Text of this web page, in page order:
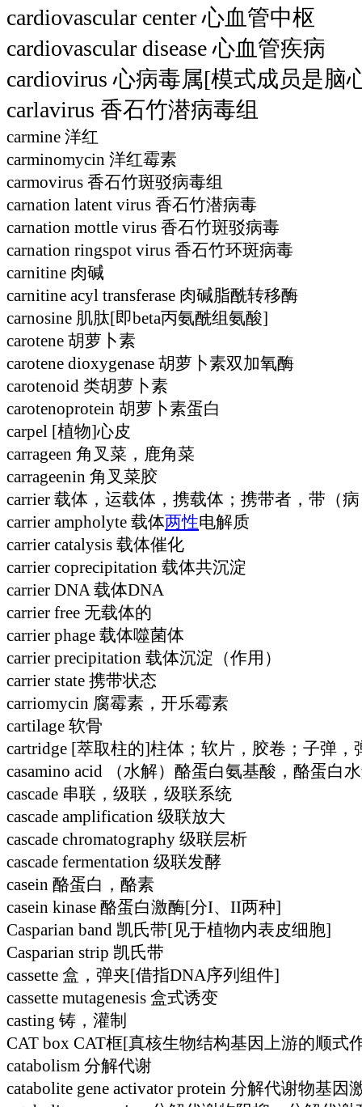
cardiovascular center 心血管中枢
cardiovascular disease 心血管疾病
cardiovirus 心病毒属[模式成员是脑
carlavirus 香石竹潜病毒组
carmine 洋红
carminomycin 洋红霉素
carmovirus 香石竹斑驳病毒组
carnation latent virus 香石竹潜病毒
carnation mottle virus 香石竹斑驳病毒
carnation ringspot virus 香石竹环斑病毒
carnitine 肉碱
carnitine acyl transferase 肉碱脂酰转移酶
carnosine 肌肽[即beta丙氨酰组氨酸]
carotene 胡萝卜素
carotene dioxygenase 胡萝卜素双加氧酶
carotenoid 类胡萝卜素
carotenoprotein 胡萝卜素蛋白
carpel [植物]心皮
carrageen 角叉菜，鹿角菜
carrageenin 角叉菜胶
carrier 载体，运载体，携载体；携带者，带（
carrier ampholyte 载体两性电解质
carrier catalysis 载体催化
carrier coprecipitation 载体共沉淀
carrier DNA 载体DNA
carrier free 无载体的
carrier phage 载体噬菌体
carrier precipitation 载体沉淀（作用）
carrier state 携带状态
carriomycin 腐霉素，开乐霉素
cartilage 软骨
cartridge [萃取柱的]柱体；软片，胶卷；子弹，
casamino acid （水解）酪蛋白氨基酸，酪蛋白
cascade 串联，级联，级联系统
cascade amplification 级联放大
cascade chromatography 级联层析
cascade fermentation 级联发酵
casein 酪蛋白，酪素
casein kinase 酪蛋白激酶[分I、II两种]
Casparian band 凯氏带[见于植物内表皮细胞]
Casparian strip 凯氏带
cassette 盒，弹夹[借指DNA序列组件]
cassette mutagenesis 盒式诱变
casting 铸，灌制
CAT box CAT框[真核生物结构基因上游的顺式
catabolism 分解代谢
catabolite gene activator protein 分解代谢物基因